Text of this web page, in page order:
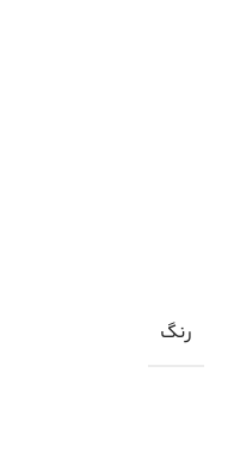
رنگ